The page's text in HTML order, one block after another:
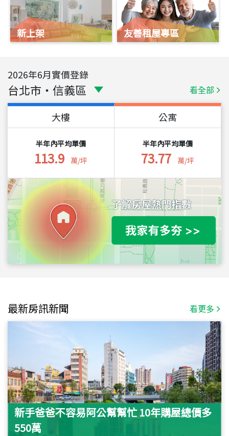
新上架 友善租屋專區
2026年6月實價登錄
台北市 ・ 信義區 看全部
大樓
半年內平均單價
113.9 萬/坪
公寓
半年內平均單價
73.77 萬/坪
最新房訊新聞 看更多
新手爸爸不容易阿公幫幫忙 10年購屋總價多
550萬